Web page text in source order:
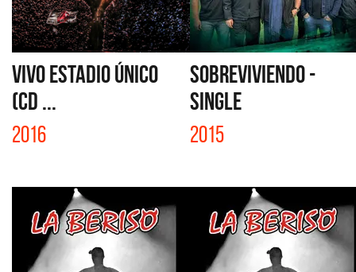
VIVO ESTADIO ÚNICO
(CD ...
2016
SOBREVIVIENDO -
SINGLE
2015